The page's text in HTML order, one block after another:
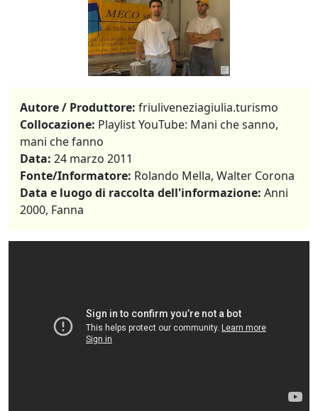
Autore / Produttore: friuliveneziagiulia.turismo
Collocazione: Playlist YouTube: Mani che sanno,
mani che fanno
Data: 24 marzo 2011
Fonte/Informatore: Rolando Mella, Walter Corona
Data e luogo di raccolta dell'informazione: Anni
2000, Fanna